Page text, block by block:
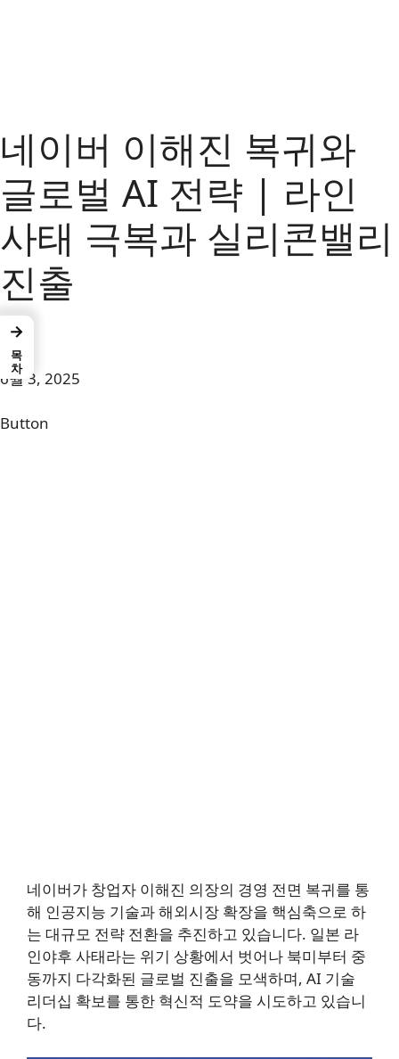
네이버 이해진 복귀와
글로벌 AI 전략 | 라인
사태 극복과 실리콘밸리
진출
jay
6월 3, 2025
Button
네이버가 창업자 이해진 의장의 경영 전면 복귀를 통
해 인공지능 기술과 해외시장 확장을 핵심축으로 하
는 대규모 전략 전환을 추진하고 있습니다. 일본 라
인야후 사태라는 위기 상황에서 벗어나 북미부터 중
동까지 다각화된 글로벌 진출을 모색하며, AI 기술
리더십 확보를 통한 혁신적 도약을 시도하고 있습니
다.
→
목차